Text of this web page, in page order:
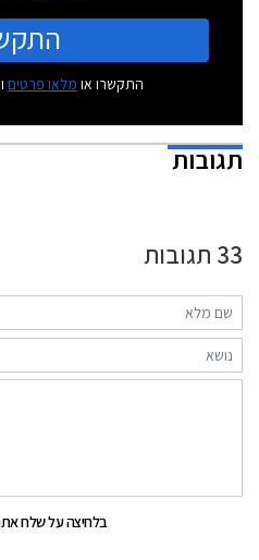
התקשרו או מלאו פרטים
תגובות
33 תגובות
בלחיצה על שלח